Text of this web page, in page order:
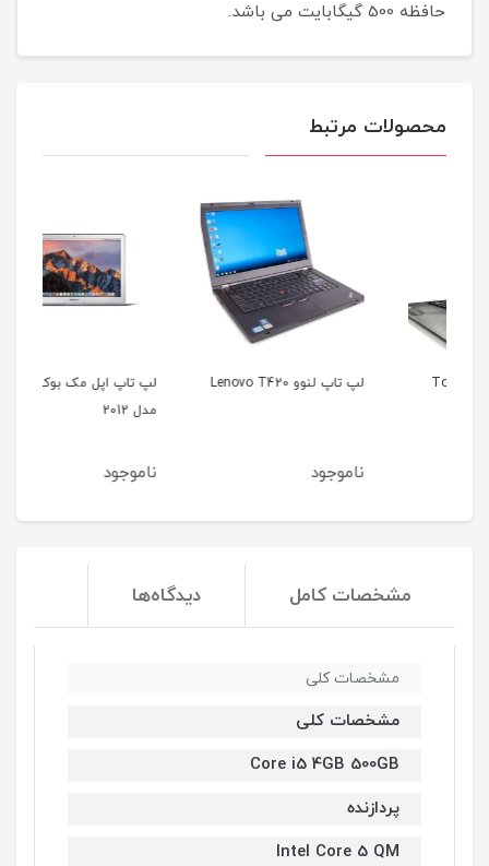
حافظه 500 گیگابایت می باشد.
محصولات مرتبط
لپ تاپ لنوو Lenovo T420
لپ تاپ اپل مک بوک ایر
مشخصات کامل دیدگاه‌ها
مشخصات کلی
مشخصات کلی
Core i5 4GB 500GB
پردازنده
Intel Core 5 QM